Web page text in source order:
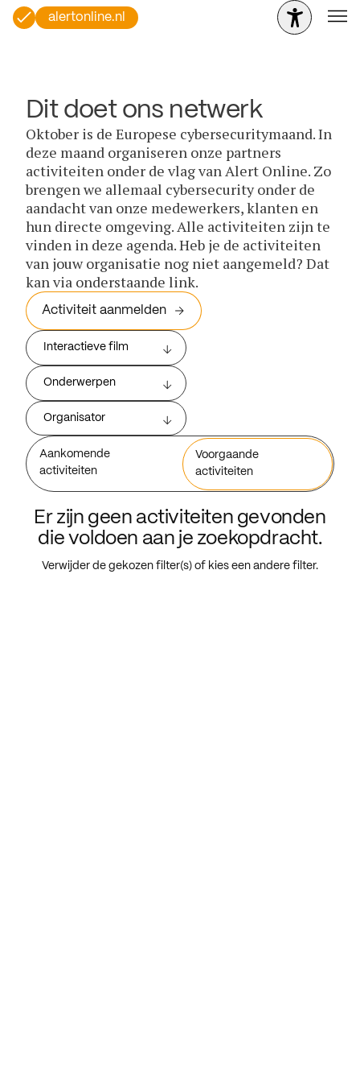
alertonline.nl
Dit doet ons netwerk
Oktober is de Europese cybersecuritymaand. In
deze maand organiseren onze partners
activiteiten onder de vlag van Alert Online. Zo
brengen we allemaal cybersecurity onder de
aandacht van onze medewerkers, klanten en
hun directe omgeving. Alle activiteiten zijn te
vinden in deze agenda. Heb je de activiteiten
van jouw organisatie nog niet aangemeld? Dat
kan via onderstaande link.
Activiteit aanmelden
Interactieve film
Onderwerpen
Organisator
Aankomende
activiteiten
Voorgaande
activiteiten
Er zijn geen activiteiten gevonden
die voldoen aan je zoekopdracht.
Verwijder de gekozen filter(s) of kies een andere filter.